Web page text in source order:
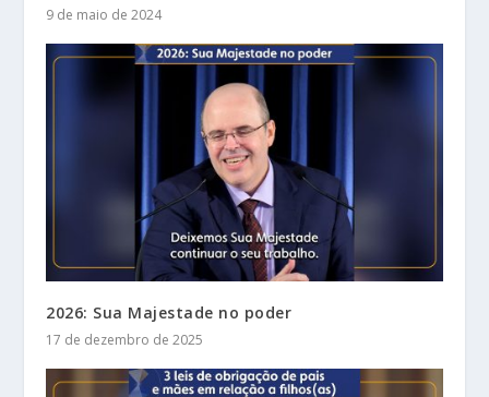
9 de maio de 2024
2026: Sua Majestade no poder
17 de dezembro de 2025